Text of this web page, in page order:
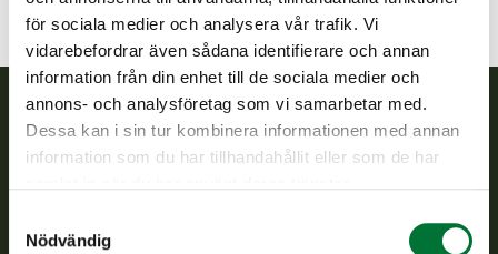
för sociala medier och analysera vår trafik. Vi
vidarebefordrar även sådana identifierare och annan
information från din enhet till de sociala medier och
annons- och analysföretag som vi samarbetar med.
Dessa kan i sin tur kombinera informationen med annan
information som du har tillhandahållit eller som de har
Nödvändig
Finlands viltcentral
jaktvårdsföreningarnas verksamhet, ser till att viltpolitiken
verkställs och svarar för de offentliga förvaltningsuppgifter